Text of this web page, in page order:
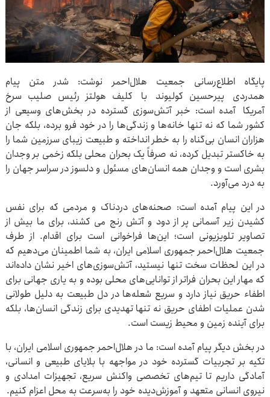
پایگاه اطلاع‌رسانی جمعیت هلال‌احمر نوشت: شدر متن پیام
همدردی پیرحسین کولیوند با کلیف هولتز رئیس صلیب سرخ
آمریکا آمده است: خبر آتش‌سوزی‌ گسترده در بخش‌های وسیعی از
کشور شما که نه تنها خانه‌ها و زندگی‌ها را در خود فرو برده، بلکه جان
هزاران انسان بی‌گناه را به خطر انداخته و طبیعت زیبای سرزمین شما را
به خاکستر تبدیل کرده، نه صرفاً یک بحران محلی بلکه زخمی بر وجدان
بشری است و وجدان همه انسان‌های مسئول و دلسوز در سراسر جهان را
به درد می‌آورد.
در این پیام آمده است: صحنه‌های دردناک و مردمی که برای نفس
کشیدن زیر آسمانی پر از دود و آتش رنج می کشند، برای ما بیش از
تصاویر تلویزیونی است؛ این‌ها فراخوانی است برای اقدام. از طرف
جمعیت هلال‌احمر جمهوری اسلامی ایران، به شما اطمینان می‌دهیم که
در این لحظات سخت تنها نیستید، آتش‌سوزی‌های اخیر نشان داده‌اند
که مهار این بحران فراتر از توانایی‌های محلی بوده و به یاری جهانی برای
اطفاء حریق نیاز دارد و سریع شعله‌ها در دل طبیعت به دلیل طولانی
شدن عملیات اطفای حریق نه تنها تهدیدی برای زندگی انسان‌ها، بلکه
برای آینده زمین و محیط ‌زیست است.
در بخش دیگر پیام آمده است: ما در هلال‌احمر جمهوری اسلامی ایران، با
تکیه بر تجربیات گسترده خود در مواجهه با بلایای طبیعی و انسانی،
آمادگی داریم تا تیم‌های تخصصی واکنش سریع، تجهیزات امدادی و
نیروی انسانی متعهد و آموزش‌دیده خود را به‌سرعت به محل اعزام کنیم.